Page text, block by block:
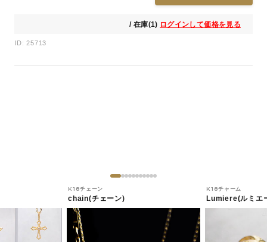
/ 在庫(1) ログインして価格を見る
ID: 25713
K18チェーン
chain(チェーン)
K18チャーム
Lumiere(ルミエ